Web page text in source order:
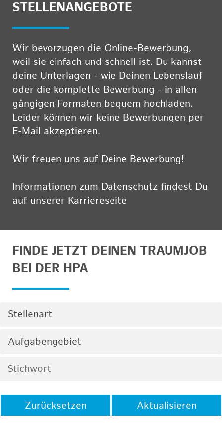
STELLENANGEBOTE
Wir bevorzugen die Online-Bewerbung,
weil sie einfach und schnell ist. Du kannst
deine Unterlagen - wie Deinen Lebenslauf
oder die komplette Bewerbung - in allen
gängigen Formaten bequem hochladen.
Leider können wir keine Bewerbungen per
E-Mail akzeptieren.
Wir freuen uns auf Deine Bewerbung!
Informationen zum Datenschutz findest Du
auf unserer Karriereseite
FINDE JETZT DEINEN TRAUMJOB
BEI DER HPA
Stellenart
Aufgabengebiet
Zurücksetzen Aktualisieren